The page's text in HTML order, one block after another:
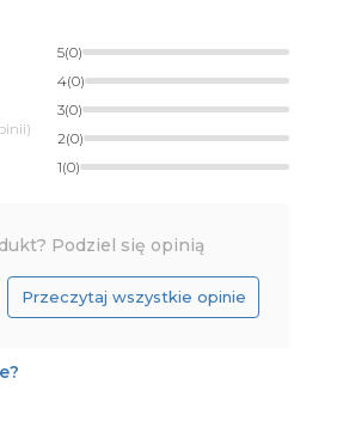
5(0)
4(0)
3(0)
2(0)
1(0)
Podziel się opinią
Przeczytaj wszystkie opinie